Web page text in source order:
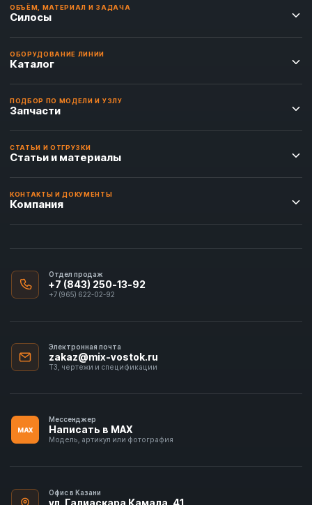
ОБЪЁМ, МАТЕРИАЛ И ЗАДАЧА
Силосы
ОБОРУДОВАНИЕ ЛИНИИ
Каталог
ПОДБОР ПО МОДЕЛИ И УЗЛУ
Запчасти
СТАТЬИ И ОТГРУЗКИ
Статьи и материалы
КОНТАКТЫ И ДОКУМЕНТЫ
Компания
Отдел продаж
+7 (843) 250-13-92
+7 (965) 622-02-92
Электронная почта
zakaz@mix-vostok.ru
ТЗ, чертежи и спецификации
MAX
Мессенджер
Написать в MAX
Модель, артикул или фотография
Офис в Казани
ул. Галиаскара Камала, 41